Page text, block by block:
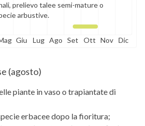
prelievo talee semi-mature o
arbustive.
Giu Lug Ago Set Ott Nov Dic
(agosto)
piante in vaso o trapiantate di
erbacee dopo la fioritura;